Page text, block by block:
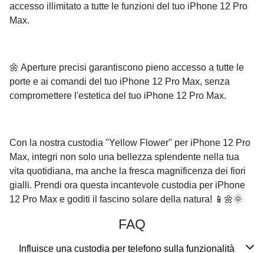
accesso illimitato a tutte le funzioni del tuo iPhone 12 Pro
Max.
🌼 Aperture precisi garantiscono pieno accesso a tutte le
porte e ai comandi del tuo iPhone 12 Pro Max, senza
compromettere l'estetica del tuo iPhone 12 Pro Max.
Con la nostra custodia "Yellow Flower" per iPhone 12 Pro
Max, integri non solo una bellezza splendente nella tua
vita quotidiana, ma anche la fresca magnificenza dei fiori
gialli. Prendi ora questa incantevole custodia per iPhone
12 Pro Max e goditi il fascino solare della natura! 📱🌼🌞
FAQ
Influisce una custodia per telefono sulla funzionalità